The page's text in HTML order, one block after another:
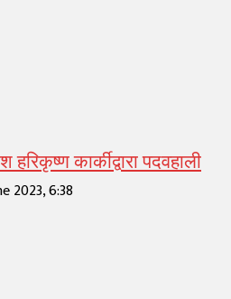
कार्कीद्वारा पदवहाली
2023, 6:38